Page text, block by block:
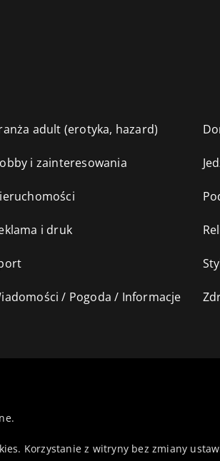
adult (erotyka, hazard)
i zainteresowania
i druk
/ Pogoda / Informacje
Korzystanie z witryny bez zmiany